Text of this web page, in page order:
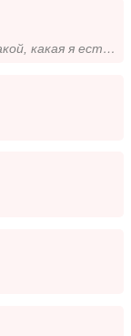
Хочу, чтобы меня любили такой, какая я есть — с моими особенностями, мелочами и тем, что делает меня по-настоящему собой...